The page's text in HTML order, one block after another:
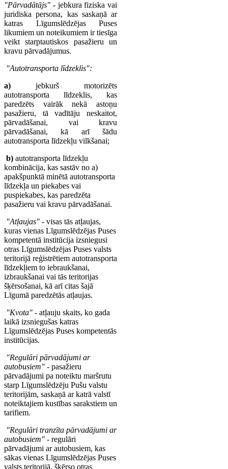
"Pārvadātājs" - jebkura fiziska vai
juridiska persona, kas saskaņā ar
katras Līgumslēdzējas Puses
likumiem un noteikumiem ir tiesīga
veikt starptautiskos pasažieru un
kravu pārvadājumus.
"Autotransporta līdzeklis":
a) jebkurš motorizēts
autotransporta līdzeklis, kas
paredzēts vairāk nekā astoņu
pasažieru, tā vadītāju neskaitot,
pārvadāšanai, vai kravu
pārvadāšanai, kā arī šādu
autotransporta līdzekļu vilkšanai;
b) autotransporta līdzekļu
kombinācija, kas sastāv no a)
apakšpunktā minētā autotransporta
līdzekļa un piekabes vai
puspiekabes, kas paredzēta
pasažieru vai kravu pārvadāšanai.
"Atļaujas" - visas tās atļaujas,
kuras vienas Līgumslēdzējas Puses
kompetentā institūcija izsniegusi
otras Līgumslēdzējas Puses valsts
teritorijā reģistrētiem autotransporta
līdzekļiem to iebraukšanai,
izbraukšanai vai tās teritorijas
šķērsošanai, kā arī citas šajā
Līgumā paredzētās atļaujas.
"Kvota" - atļauju skaits, ko gada
laikā izsniegušas katras
Līgumslēdzējas Puses kompetentās
institūcijas.
"Regulāri pārvadājumi ar
autobusiem" - pasažieru
pārvadājumi pa noteiktu maršrutu
starp Līgumslēdzēju Pušu valstu
teritorijām, saskaņā ar katrā valstī
noteiktajiem kustības sarakstiem un
tarifiem.
"Regulāri tranzīta pārvadājumi ar
autobusiem" - regulāri
pārvadājumi ar autobusiem, kas
sākas vienas Līgumslēdzējas Puses
valsts teritorijā, šķērso otras